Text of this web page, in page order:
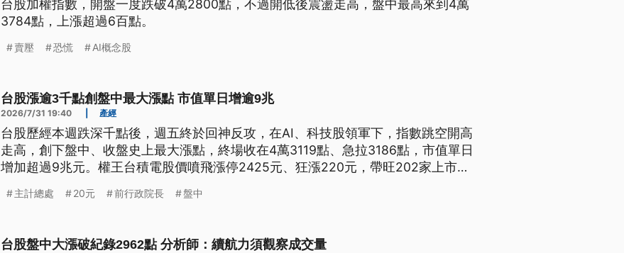
台股加權指數，開盤一度跌破4萬2800點，不過開低後震盪走高，盤中最高來到4萬
3784點，上漲超過6百點。
賣壓 恐慌 AI概念股
台股漲逾3千點創盤中最大漲點 市值單日增逾9兆
2026/7/31 19:40 產經
台股歷經本週跌深千點後，週五終於回神反攻，在AI、科技股領軍下，指數跳空開高
走高，創下盤中、收盤史上最大漲點，終場收在4萬3119點、急拉3186點，市值單日
增加超過9兆元。權王台積電股價噴飛漲停2425元、狂漲220元，帶旺202家上市櫃
股和ETF踩踏風險。
主計總處 20元 前行政院長 盤中
台股盤中大漲破紀錄2962點 分析師：續航力須觀察成交量